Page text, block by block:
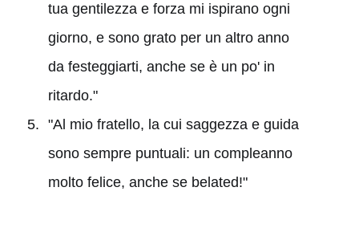
tua gentilezza e forza mi ispirano ogni
giorno, e sono grato per un altro anno
da festeggiarti, anche se è un po' in
ritardo."
"Al mio fratello, la cui saggezza e guida
sono sempre puntuali: un compleanno
molto felice, anche se belated!"